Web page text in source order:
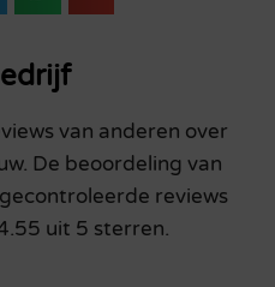
van anderen over
De beoordeling van
reviews
uit 5 sterren.